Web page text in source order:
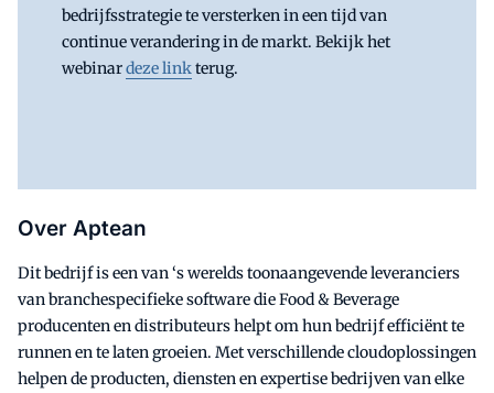
bedrijfsstrategie te versterken in een tijd van
continue verandering in de markt. Bekijk het
webinardeze linkterug.
Over Aptean
Dit bedrijf is een van ‘s werelds toonaangevende leveranciers
van branchespecifieke software die Food & Beverage
producenten en distributeurs helpt om hun bedrijf efficiënt te
runnen en te laten groeien. Met verschillende cloudoplossingen
helpen de producten, diensten en expertise bedrijven van elke